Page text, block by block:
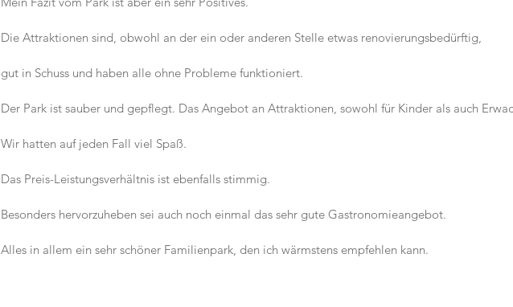
Die Attraktionen sind, obwohl an der ein oder anderen Stelle etwas renovierungsbedürftig,
gut in Schuss und haben alle ohne Probleme funktioniert.
Der Park ist sauber und gepflegt. Das Angebot an Attraktionen, sowohl für Kinder als auch
Wir hatten auf jeden Fall viel Spaß.
Das Preis-Leistungsverhältnis ist ebenfalls stimmig.
Besonders hervorzuheben sei auch noch einmal das sehr gute Gastronomieangebot.
Alles in allem ein sehr schöner Familienpark, den ich wärmstens empfehlen kann.